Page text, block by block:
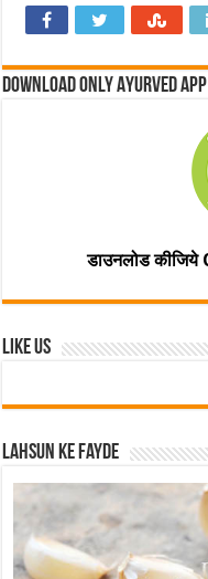
Download Only Ayurved App
डाउनलोड कीजिये
Like Us
Lahsun ke fayde